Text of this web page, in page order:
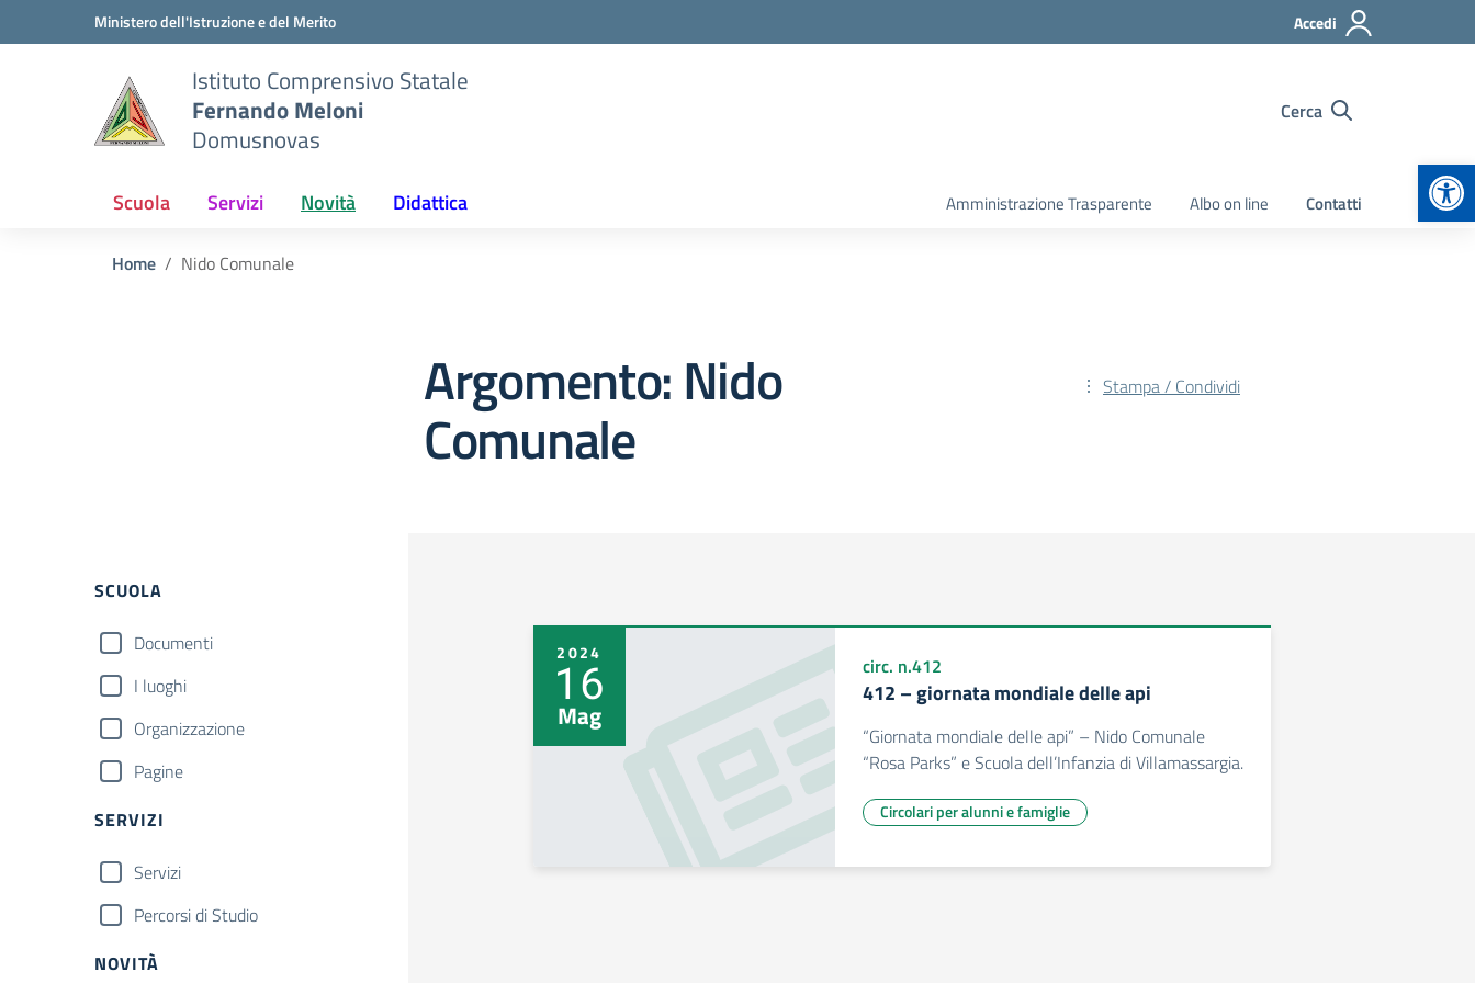
Vai ai contenuti
Vai al menu di navigazioneMinistero dell'Istruzione e del Merito Accedi
Istituto Comprensivo Statale
Fernando Meloni
Domusnovas
Cerca
Scuola Servizi Novità Didattica Amministrazione Trasparente Albo on line Contatti
Home Nido Comunale
Argomento: Nido
Comunale
Stampa / Condividi
Filtri
SCUOLA
Documenti
I luoghi
Organizzazione
Pagine
SERVIZI
Servizi
Percorsi di Studio
NOVITÀ
2024
16
Mag
circ. n.412
412 – giornata mondiale delle api
“Giornata mondiale delle api” – Nido Comunale
“Rosa Parks” e Scuola dell’Infanzia di Villamassargia.
Circolari per alunni e famiglie